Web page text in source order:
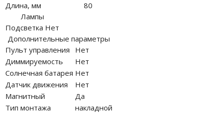
Длина, мм
80
Лампы
Подсветка Нет
Дополнительные параметры
Пульт управления
Нет
Диммируемость
Нет
Солнечная батарея Нет
Датчик движения
Нет
Магнитный
Да
Тип монтажа
накладной